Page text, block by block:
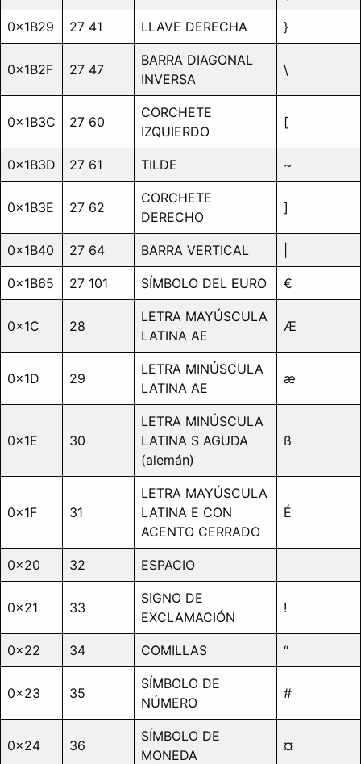
0x1B29 27 41 LLAVE DERECHA }
0x1B2F 27 47
BARRA DIAGONAL
INVERSA
\
0x1B3C 27 60
CORCHETE
IZQUIERDO
[
0x1B3D 27 61 TILDE ~
0x1B3E 27 62
CORCHETE
DERECHO
]
0x1B40 27 64 BARRA VERTICAL
0x1B65 27 101 SÍMBOLO DEL EURO €
0x1C 28
LETRA MAYÚSCULA
LATINA AE
Æ
0x1D 29
LETRA MINÚSCULA
LATINA AE
æ
0x1E 30
LETRA MINÚSCULA
LATINA S AGUDA
(alemán)
ß
0x1F 31
LETRA MAYÚSCULA
LATINA E CON
ACENTO CERRADO
É
0x20 32 ESPACIO
0x21 33
SIGNO DE
EXCLAMACIÓN
!
0x22 34 COMILLAS “
0x23 35
SÍMBOLO DE
NÚMERO
#
0x24 36
SÍMBOLO DE
MONEDA
¤